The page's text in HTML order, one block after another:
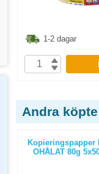
1-2 dagar
Andra
Kopieringspapper
OHÅLAT 80g